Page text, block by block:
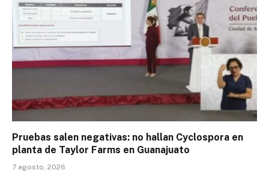
Pruebas salen negativas: no hallan Cyclospora en
planta de Taylor Farms en Guanajuato
7 agosto, 2026